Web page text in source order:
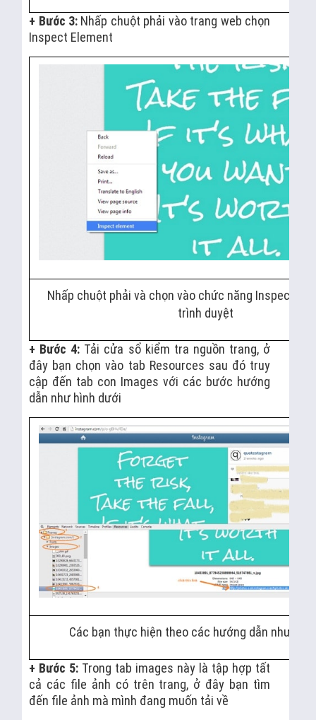
+ Bước 3: Nhấp chuột phải vào trang web chọn
Inspect Element
Nhấp chuột phải và chọn vào chức năng Inspect
trình duyệt
+ Bước 4: Tải cửa sổ kiểm tra nguồn trang, ở
đây bạn chọn vào tab Resources sau đó truy
cập đến tab con Images với các bước hướng
dẫn như hình dưới
Các bạn thực hiện theo các hướng dẫn như
+ Bước 5: Trong tab images này là tập hợp tất
cả các file ảnh có trên trang, ở đây bạn tìm
đến file ảnh mà mình đang muốn tải về